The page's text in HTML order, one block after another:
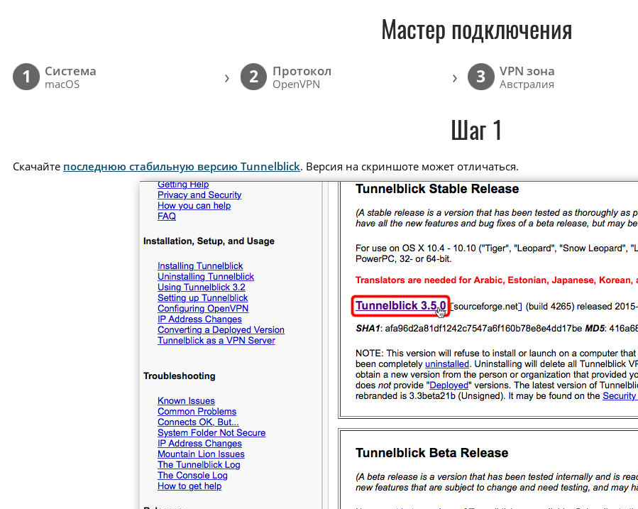
Мастер подключения
1 Cистема
macOS › 2 Протокол
OpenVPN › 3 VPN зона
Австралия
Шаг 1
Скачайте последнюю стабильную версию Tunnelblick. Версия на скриншоте может отличаться.